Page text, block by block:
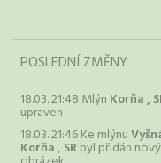
POSLEDNÍ ZMĚNY
18.03. 21:48 Mlýn Korňa ,
upraven
18.03. 21:46 Ke mlýnu
Korňa , SRbyl přidán nový